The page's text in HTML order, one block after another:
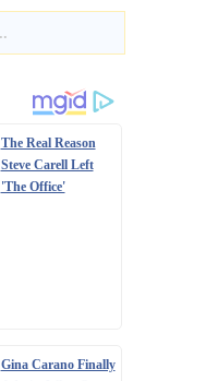
The Real Reason
Steve Carell Left
'The Office'
Gina Carano Finally